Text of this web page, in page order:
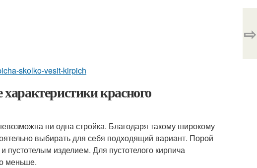
skolko-vesit-kirpich
красного
ни одна стройка. Благодаря такому широкому
выбирать для себя подходящий вариант. Порой
изделием. Для пустотелого кирпича
меньше.
⇨